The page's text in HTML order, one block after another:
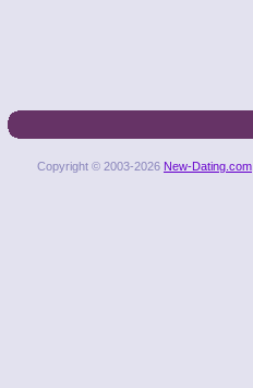
Copyright © 2003-2026 New-Dating.com